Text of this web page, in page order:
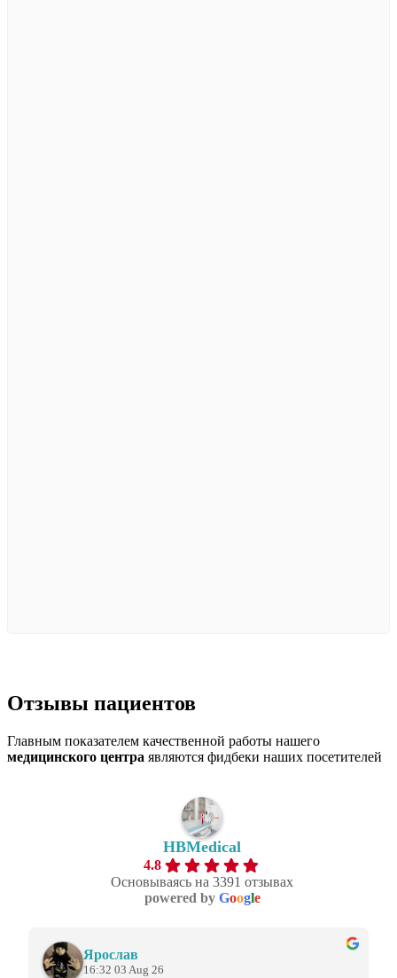
Отзывы пациентов
Главным показателем качественной работы нашего
медицинского центра являются фидбеки наших посетителей
HBMedical
4.8
Основываясь на 3391 отзывах
powered by Google
Ярослав
16:32 03 Aug 26